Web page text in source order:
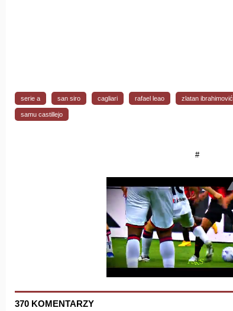
serie a san siro cagliari rafael leao zlatan ibrahimović
samu castillejo
#
370 KOMENTARZY